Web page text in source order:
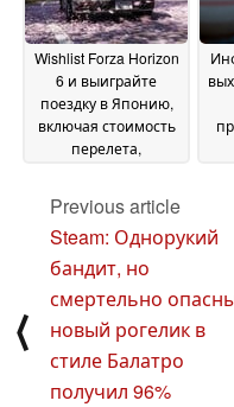
Wishlist Forza Horizon
6 и выиграйте
поездку в Японию,
включая стоимость
перелета,
February 2026
⟨
Previous article
Steam: Однорукий
бандит, но
смертельно
новый рогелик в
стиле Балатро
получил 96%